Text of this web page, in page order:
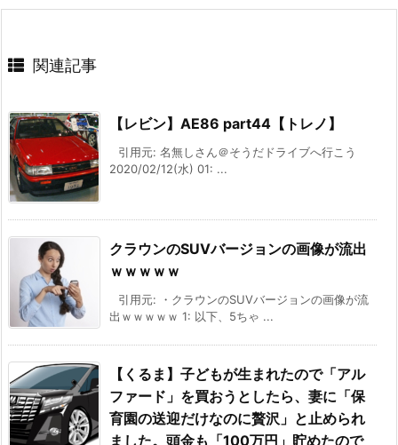
関連記事
【レビン】AE86 part44【トレノ】
引用元: 名無しさん＠そうだドライブへ行こう
2020/02/12(水) 01: ...
クラウンのSUVバージョンの画像が流出
ｗｗｗｗｗ
引用元: ・クラウンのSUVバージョンの画像が流
出ｗｗｗｗｗ 1: 以下、5ちゃ ...
【くるま】子どもが生まれたので「アル
ファード」を買おうとしたら、妻に「保
育園の送迎だけなのに贅沢」と止められ
ました。頭金も「100万円」貯めたので